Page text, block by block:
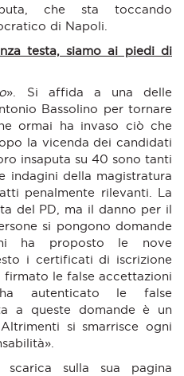
che sta toccando
di Napoli.
testa, siamo ai piedi di
». Si affida a una delle
Bassolino per tornare
ormai ha invaso ciò che
la vicenda dei candidati
insaputa su 40 sono tanti
indagini della magistratura
penalmente rilevanti. La
del PD, ma il danno per il
si pongono domande
ha proposto le nove
i certificati di iscrizione
firmato le false accettazioni
autenticato le false
a queste domande è un
si smarrisce ogni
scarica sulla sua pagina